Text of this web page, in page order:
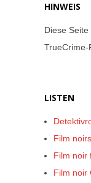
HINWEIS
Diese
TrueCrime-
LISTEN
Film
Film noir
Film noir